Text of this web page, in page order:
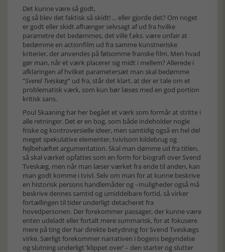
Det kunne være så godt,
og så blev det faktisk så skidt! ... eller gjorde det? Om noget
er godt eller skidt afhænger selvsagt af ud fra hvilke
parametre det bedømmes, det ville f.eks. være unfair at
bedømme en actionfilm ud fra samme kunstneriske
kriterier, der anvendes på følsomme franske film. Men hvad
gør man, når et værk placerer sig midt i mellem? Allerede i
afklaringen af hvilket parametersæt man skal bedømme
”Svend Tveskæg” ud fra, står det klart, at der er tale om et
problematisk værk, som kun bør læses med en god portion
kritisk sans.
Poul Skaaning har her begået et værk som formår at stritte i
alle retninger. Det er en bog, som både indeholder nogle
friske og kontroversielle ideer, men samtidig også en hel del
meget spekulative elementer, tvivlsom kildebrug og
fejlbehæftet argumentation. Skal man dømme ud fra titlen,
så skal værket opfattes som en form for biografi over Svend
Tveskæg, men når man læser værket fra ende til anden, kan
man godt komme i tvivl. Selv om man for at kunne beskrive
en historisk persons handlemåder og –muligheder også må
beskrive dennes samtid og umiddelbare fortid, så virker
fortællingen til tider underligt detacheret fra
hovedpersonen. Der forekommer passager, der kunne være
enten udeladt eller fortalt mere summarisk, for at fokusere
mere på ting der har direkte betydning for Svend Tveskægs
virke. Særligt forekommer narrativen i bogens begyndelse
og slutning underligt ’klippet over’ – den starter og slutter